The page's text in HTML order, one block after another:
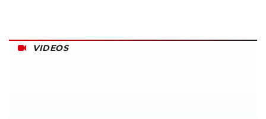
VIDEOS